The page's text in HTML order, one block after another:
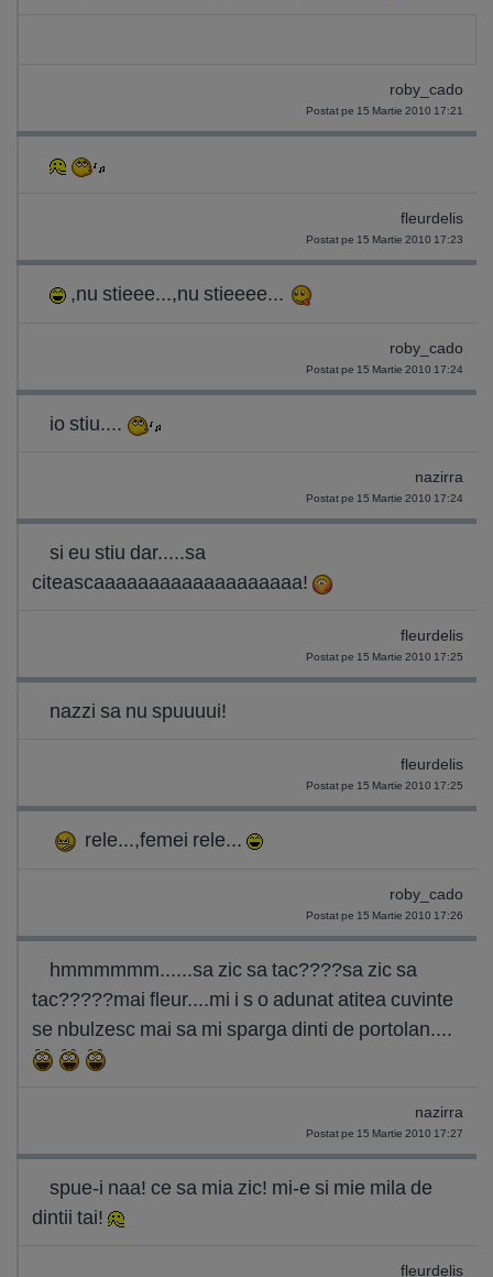
roby_cado
Postat pe 15 Martie 2010 17:21
fleurdelis
Postat pe 15 Martie 2010 17:23
,nu stieee...,nu stieeee...
roby_cado
Postat pe 15 Martie 2010 17:24
io stiu....
nazirra
Postat pe 15 Martie 2010 17:24
si eu stiu dar.....sa
citeascaaaaaaaaaaaaaaaaaaa!
fleurdelis
Postat pe 15 Martie 2010 17:25
nazzi sa nu spuuuui!
fleurdelis
Postat pe 15 Martie 2010 17:25
rele...,femei rele...
roby_cado
Postat pe 15 Martie 2010 17:26
hmmmmmm......sa zic sa tac????sa zic sa
tac?????mai fleur....mi i s o adunat atitea cuvinte
se nbulzesc mai sa mi sparga dinti de portolan....
nazirra
Postat pe 15 Martie 2010 17:27
spue-i naa! ce sa mia zic! mi-e si mie mila de
dintii tai!
fleurdelis